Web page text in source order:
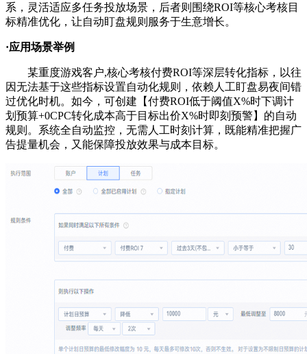
系，灵活适应多任务投放场景，后者则围绕ROI等核心考核目
标精准优化，让自动盯盘规则服务于生意增长。
·应用场景举例
某重度游戏客户,核心考核付费ROI等深层转化指标，以往
因无法基于这些指标设置自动化规则，依赖人工盯盘易夜间错
过优化时机。如今，可创建【付费ROI低于阈值X%时下调计
划预算+0CPC转化成本高于目标出价X%时即刻预警】的自动
规则。系统全自动监控，无需人工时刻计算，既能精准把握广
告提量机会，又能保障投放效果与成本目标。